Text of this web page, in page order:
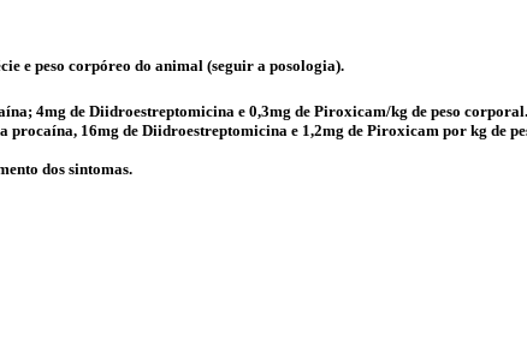
e peso corpóreo do animal (seguir a posologia).
4mg de Diidroestreptomicina e 0,3mg de Piroxicam/kg de peso corporal.
16mg de Diidroestreptomicina e 1,2mg de Piroxicam por kg de
dos sintomas.